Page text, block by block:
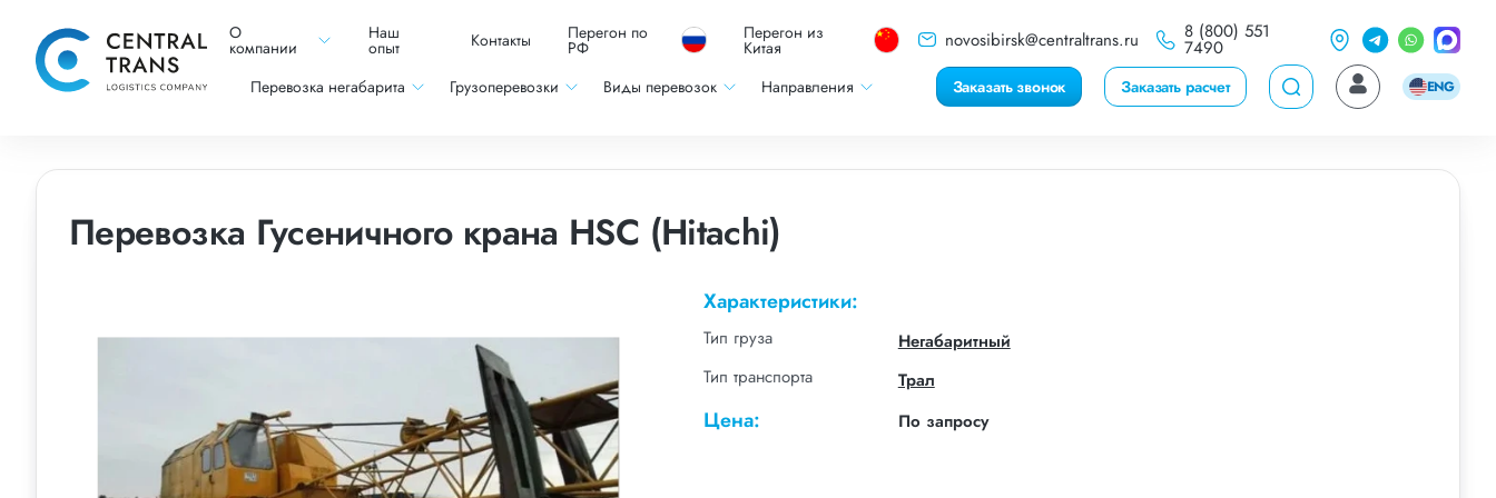
О
компании
Наш
опыт Контакты Перегон по
РФ
Перегон из
Китая novosibirsk@centraltrans.ru 8 (800) 551
7490
Перевозка негабарита Грузоперевозки Виды перевозок Направления Заказать звонок Заказать расчет ENG
Перевозка Гусеничного крана HSC (Hitachi)
Характеристики:
Тип груза
Негабаритный
Тип транспорта
Трал
Цена: По запросу